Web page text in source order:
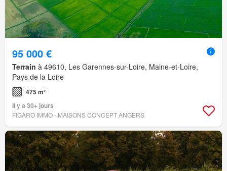
95 000 €
Terrain à 49610, Les Garennes-sur-Loire, Maine-et-Loire,
Pays de la Loire
475 m²
Il y a 30+ jours
FIGARO IMMO - MAISONS CONCEPT ANGERS